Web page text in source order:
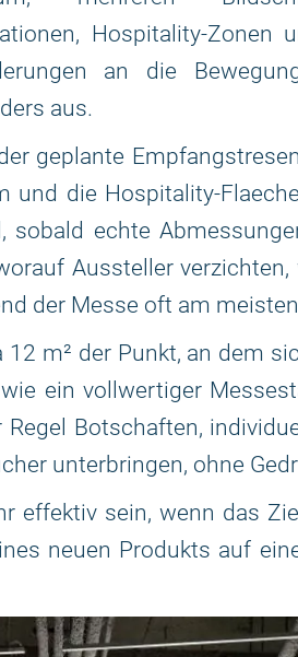
Hospitality-Zonen
an die
aus.
geplante
und die Hospitality-
echte
Aussteller
der Messe oft am
m² der Punkt, an dem
ein vollwertiger
Botschaften,
unterbringen, ohne
effektiv sein, wenn das
neuen Produkts auf